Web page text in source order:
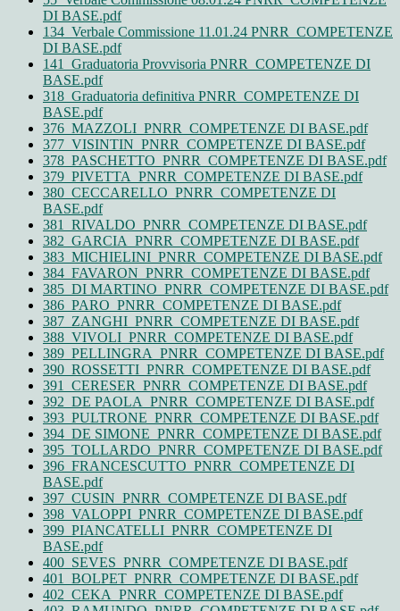
DI BASE.pdf
134_Verbale Commissione 11.01.24 PNRR_COMPETENZE
DI BASE.pdf
141_Graduatoria Provvisoria PNRR_COMPETENZE DI
BASE.pdf
318_Graduatoria definitiva PNRR_COMPETENZE DI
BASE.pdf
376_MAZZOLI_PNRR_COMPETENZE DI BASE.pdf
377_VISINTIN_PNRR_COMPETENZE DI BASE.pdf
378_PASCHETTO_PNRR_COMPETENZE DI BASE.pdf
379_PIVETTA_PNRR_COMPETENZE DI BASE.pdf
380_CECCARELLO_PNRR_COMPETENZE DI
BASE.pdf
381_RIVALDO_PNRR_COMPETENZE DI BASE.pdf
382_GARCIA_PNRR_COMPETENZE DI BASE.pdf
383_MICHIELINI_PNRR_COMPETENZE DI BASE.pdf
384_FAVARON_PNRR_COMPETENZE DI BASE.pdf
385_DI MARTINO_PNRR_COMPETENZE DI BASE.pdf
386_PARO_PNRR_COMPETENZE DI BASE.pdf
387_ZANGHI_PNRR_COMPETENZE DI BASE.pdf
388_VIVOLI_PNRR_COMPETENZE DI BASE.pdf
389_PELLINGRA_PNRR_COMPETENZE DI BASE.pdf
390_ROSSETTI_PNRR_COMPETENZE DI BASE.pdf
391_CERESER_PNRR_COMPETENZE DI BASE.pdf
392_DE PAOLA_PNRR_COMPETENZE DI BASE.pdf
393_PULTRONE_PNRR_COMPETENZE DI BASE.pdf
394_DE SIMONE_PNRR_COMPETENZE DI BASE.pdf
395_TOLLARDO_PNRR_COMPETENZE DI BASE.pdf
396_FRANCESCUTTO_PNRR_COMPETENZE DI
BASE.pdf
397_CUSIN_PNRR_COMPETENZE DI BASE.pdf
398_VALOPPI_PNRR_COMPETENZE DI BASE.pdf
399_PIANCATELLI_PNRR_COMPETENZE DI
BASE.pdf
400_SEVES_PNRR_COMPETENZE DI BASE.pdf
401_BOLPET_PNRR_COMPETENZE DI BASE.pdf
402_CEKA_PNRR_COMPETENZE DI BASE.pdf